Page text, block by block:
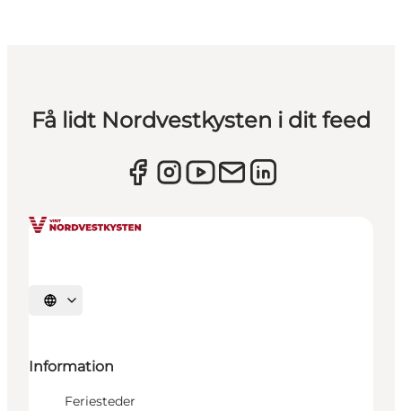
Få lidt Nordvestkysten i dit feed
Vælg sprog
Information
Feriesteder